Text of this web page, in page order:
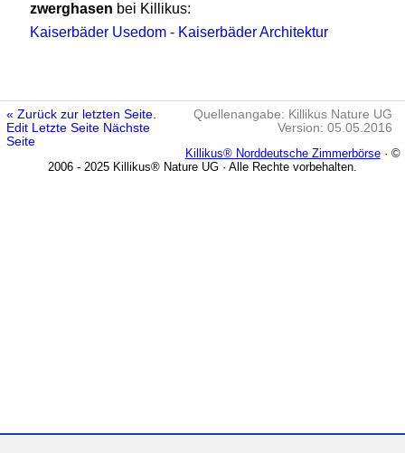
zwerghasen bei Killikus:
Kaiserbäder Usedom - Kaiserbäder Architektur
« Zurück zur letzten Seite.
Edit
Letzte Seite Nächste
Seite
Quellenangabe: Killikus Nature UG
Version: 05.05.2016
Killikus® Norddeutsche Zimmerbörse· ©
2006 - 2025 Killikus® Nature UG · Alle Rechte vorbehalten.